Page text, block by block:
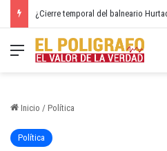
Menú
Inicio / Política
Política